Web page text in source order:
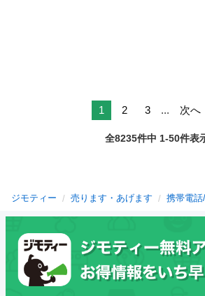
1 2 3 ... 次へ
全8235件中 1-50件表
ジモティー 売ります・あげます 携帯電話